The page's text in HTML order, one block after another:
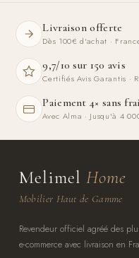
Livraison offerte
Dès 100€ d'achat ·
9,7/10 sur 150 avis
Certifiés Avis Garantis ·
Paiement 4× sans
Avec Alma · Jusqu'à 4
Melimel Home
Mobilier Haut de Gamme
Revendeur officiel agréé des
e-commerce avec livraison en